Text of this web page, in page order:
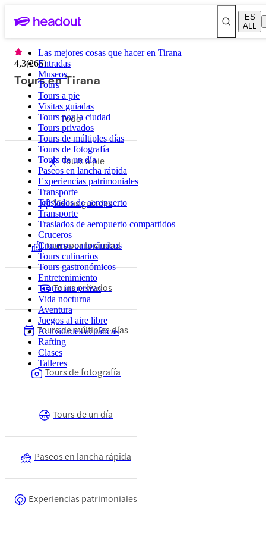
ES
ALL
Las mejores cosas que hacer en Tirana
Entradas
Museos
Tours
Tours a pie
Visitas guiadas
Tours por la ciudad
Tours privados
Tours de múltiples días
Tours de fotografía
Tours de un día
Paseos en lancha rápida
Experiencias patrimoniales
Transporte
Traslados de aeropuerto
Transporte
Traslados de aeropuerto compartidos
Cruceros
Cruceros panorámicos
Tours culinarios
Tours gastronómicos
Entretenimiento
Teatro inmersivo
Vida nocturna
Aventura
Juegos al aire libre
Actividades acuáticas
Rafting
Clases
Talleres
4,3(265)
Tours en Tirana
Todo
Tours a pie
Visitas guiadas
Tours por la ciudad
Tours privados
Tours de múltiples días
Tours de fotografía
Tours de un día
Paseos en lancha rápida
Experiencias patrimoniales